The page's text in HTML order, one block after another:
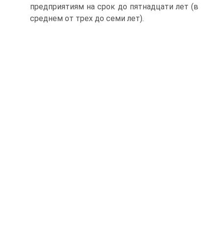
предприятиям на срок до пятнадцати лет (в
среднем от трех до семи лет).